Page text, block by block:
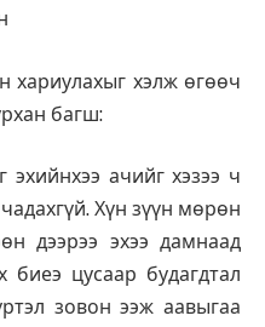
хариулахыг хэлж өгөөч
багш:
ачийг хэзээ ч
Хүн зүүн мөрөн
дээрээ эхээ дамнаад
цусаар будагдтал
зовон ээж аавыгаа